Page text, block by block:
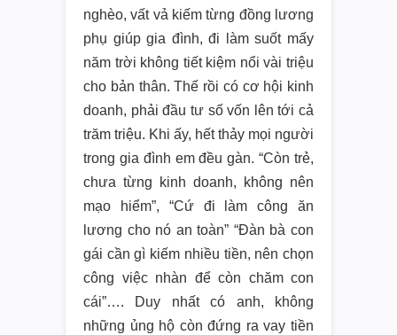
nghèo, vất vả kiếm từng đồng lương
phụ giúp gia đình, đi làm suốt mấy
năm trời không tiết kiệm nổi vài triệu
cho bản thân. Thế rồi có cơ hội kinh
doanh, phải đầu tư số vốn lên tới cả
trăm triệu. Khi ấy, hết thảy mọi người
trong gia đình em đều gàn. “Còn trẻ,
chưa từng kinh doanh, không nên
mạo hiểm”, “Cứ đi làm công ăn
lương cho nó an toàn” “Đàn bà con
gái cần gì kiếm nhiều tiền, nên chọn
công việc nhàn để còn chăm con
cái”…. Duy nhất có anh, không
những ủng hộ còn đứng ra vay tiền